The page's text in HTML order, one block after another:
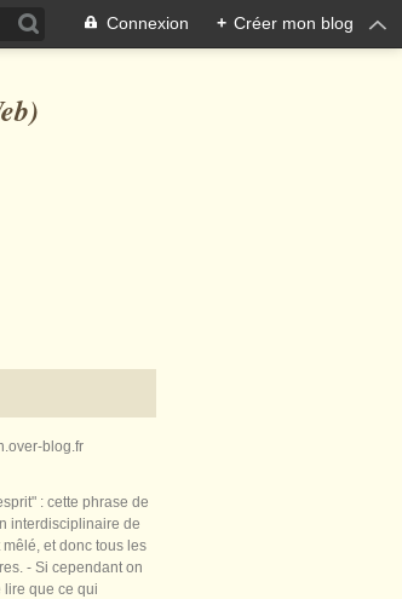
Connexion + Créer mon blog
blog.fr
: cette phrase de
interdisciplinaire de
et donc tous les
- Si cependant on
lire que ce qui